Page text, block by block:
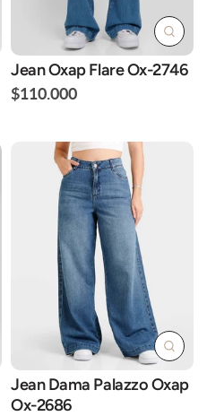
Jean Oxap Flare Ox-2746
$110.000
Jean Dama Palazzo Oxap
Ox-2686